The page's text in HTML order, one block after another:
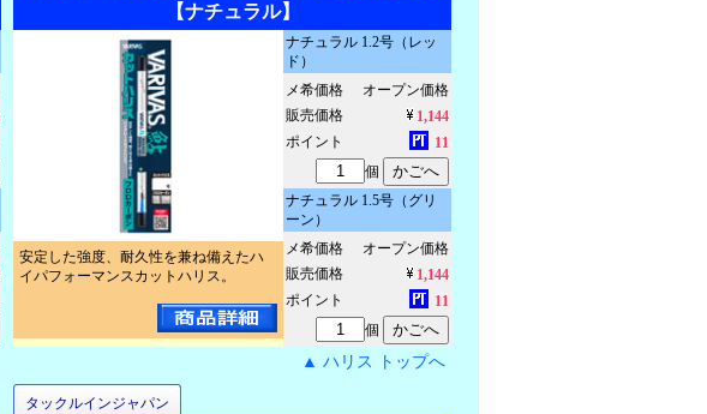
【ナチュラル】
安定した強度、耐久性を兼ね備えたハ
イパフォーマンスカットハリス。
ナチュラル 1.2号（レッ
ド）
メ希価格
オープン価格
販売価格
1,144
ポイント
11
個
ナチュラル 1.5号（グリ
ーン）
メ希価格
オープン価格
販売価格
1,144
ポイント
11
個
▲ ハリス トップへ
タックルインジャパン